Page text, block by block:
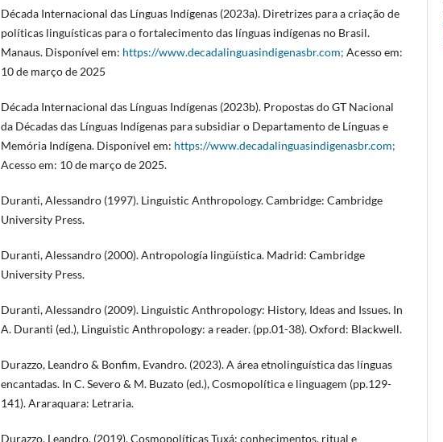
Década Internacional das Línguas Indígenas (2023a). Diretrizes para a criação de
políticas linguísticas para o fortalecimento das línguas indígenas no Brasil.
Manaus. Disponível em: https://www.decadalinguasindigenasbr.com; Acesso em:
10 de março de 2025
Década Internacional das Línguas Indígenas (2023b). Propostas do GT Nacional
da Décadas das Línguas Indígenas para subsidiar o Departamento de Línguas e
Memória Indígena. Disponível em: https://www.decadalinguasindigenasbr.com;
Acesso em: 10 de março de 2025.
Duranti, Alessandro (1997). Linguistic Anthropology. Cambridge: Cambridge
University Press.
Duranti, Alessandro (2000). Antropología lingüística. Madrid: Cambridge
University Press.
Duranti, Alessandro (2009). Linguistic Anthropology: History, Ideas and Issues. In
A. Duranti (ed.), Linguistic Anthropology: a reader. (pp.01-38). Oxford: Blackwell.
Durazzo, Leandro & Bonfim, Evandro. (2023). A área etnolinguística das línguas
encantadas. In C. Severo & M. Buzato (ed.), Cosmopolítica e linguagem (pp.129-
141). Araraquara: Letraria.
Durazzo, Leandro. (2019). Cosmopolíticas Tuxá: conhecimentos, ritual e